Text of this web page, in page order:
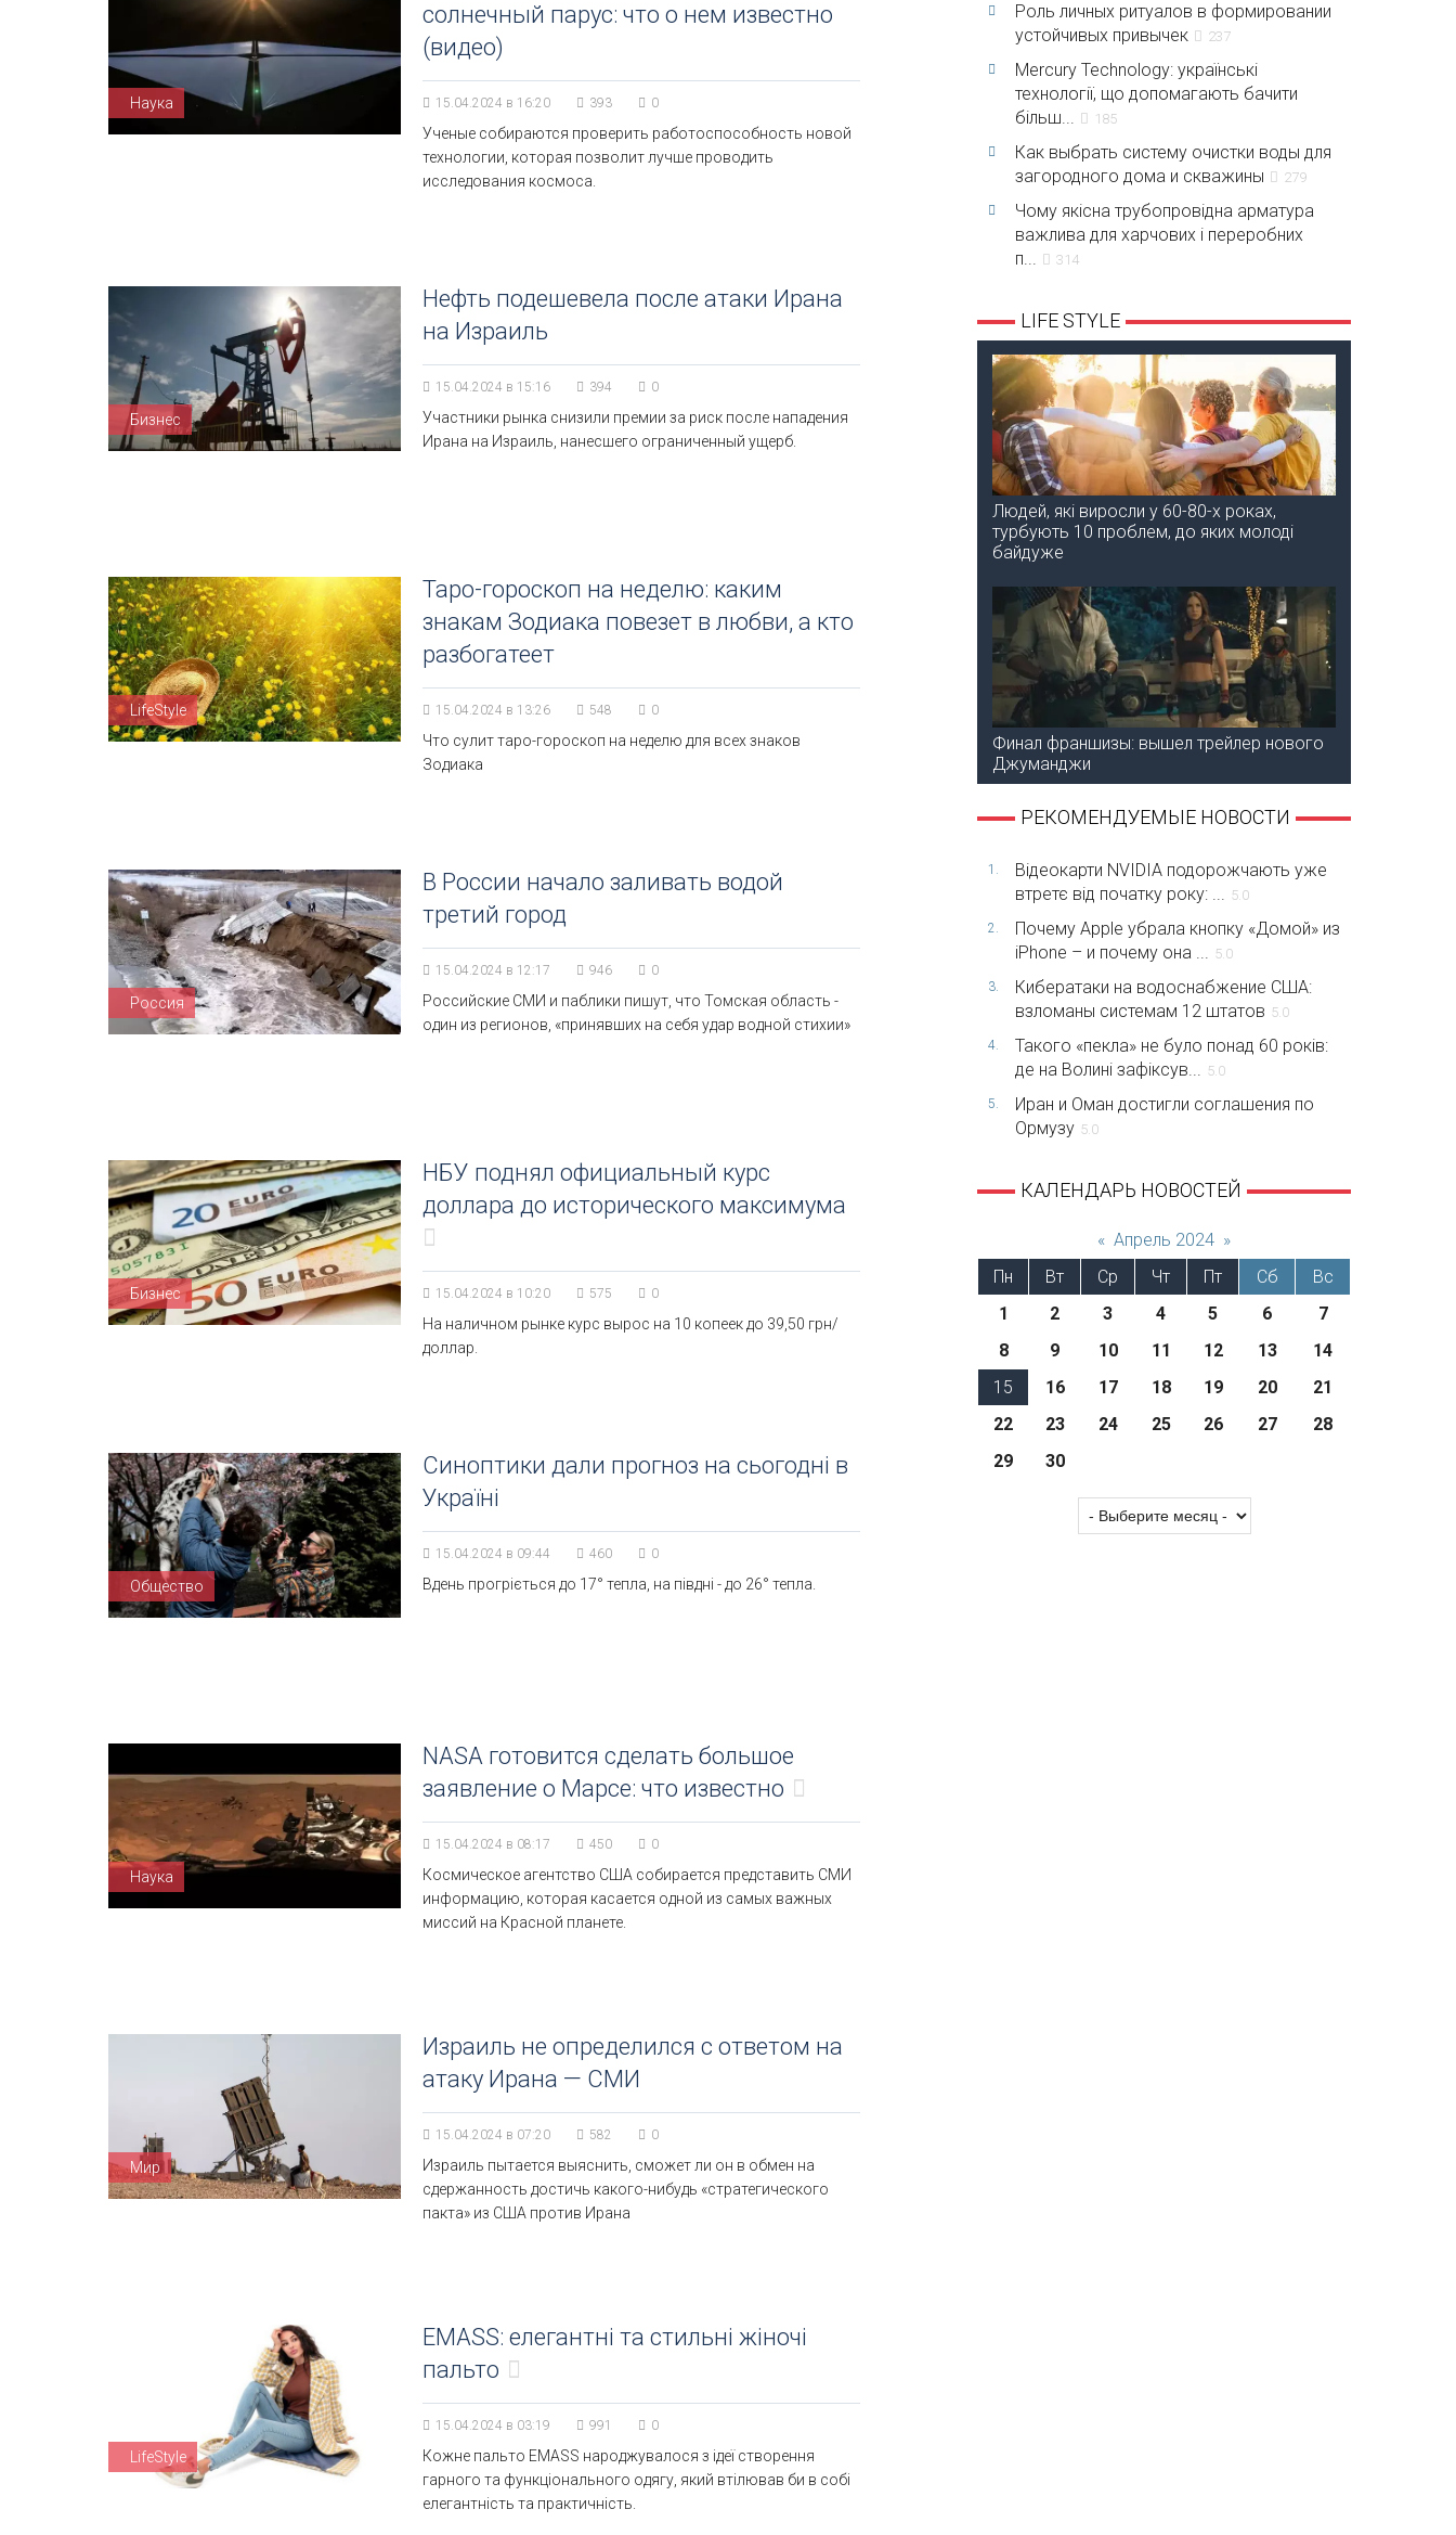
Наука
солнечный парус: что о нем известно
(видео)
15.04.2024 в 16:20 393 0
Ученые собираются проверить работоспособность новой
технологии, которая позволит лучше проводить
исследования космоса.
Бизнес
Нефть подешевела после атаки Ирана
на Израиль
15.04.2024 в 15:16 394 0
Участники рынка снизили премии за риск после нападения
Ирана на Израиль, нанесшего ограниченный ущерб.
LifeStyle
Таро-гороскоп на неделю: каким
знакам Зодиака повезет в любви, а кто
разбогатеет
15.04.2024 в 13:26 548 0
Что сулит таро-гороскоп на неделю для всех знаков
Зодиака
Россия
В России начало заливать водой
третий город
15.04.2024 в 12:17 946 0
Российские СМИ и паблики пишут, что Томская область -
один из регионов, «принявших на себя удар водной стихии»
Бизнес
НБУ поднял официальный курс
доллара до исторического максимума
15.04.2024 в 10:20 575 0
На наличном рынке курс вырос на 10 копеек до 39,50 грн/
доллар.
Общество
Синоптики дали прогноз на сьогодні в
Україні
15.04.2024 в 09:44 460 0
Вдень прогріється до 17° тепла, на півдні - до 26° тепла.
Наука
NASA готовится сделать большое
заявление о Марсе: что известно
15.04.2024 в 08:17 450 0
Космическое агентство США собирается представить СМИ
информацию, которая касается одной из самых важных
миссий на Красной планете.
Мир
Израиль не определился с ответом на
атаку Ирана — СМИ
15.04.2024 в 07:20 582 0
Израиль пытается выяснить, сможет ли он в обмен на
сдержанность достичь какого-нибудь «стратегического
пакта» из США против Ирана
LifeStyle
EMASS: елегантні та стильні жіночі
пальто
15.04.2024 в 03:19 991 0
Кожне пальто EMASS народжувалося з ідеї створення
гарного та функціонального одягу, який втілював би в собі
елегантність та практичність.
Роль личных ритуалов в формировании
устойчивых привычек
237
Mercury Technology: українські
технології, що допомагають бачити
більш...
185
Как выбрать систему очистки воды для
загородного дома и скважины
279
Чому якісна трубопровідна арматура
важлива для харчових і переробних
п...
314
LIFE STYLE
Людей, які виросли у 60-80-х роках,
турбують 10 проблем, до яких молоді
байдуже
Финал франшизы: вышел трейлер нового
Джуманджи
РЕКОМЕНДУЕМЫЕ НОВОСТИ
1.
Відеокарти NVIDIA подорожчають уже
втретє від початку року: ...
5.0
2.
Почему Apple убрала кнопку «Домой» из
iPhone – и почему она ...
5.0
3.
Кибератаки на водоснабжение США:
взломаны системам 12 штатов 5.0
4.
Такого «пекла» не було понад 60 років:
де на Волині зафіксув...
5.0
5.
Иран и Оман достигли соглашения по
Ормузу 5.0
КАЛЕНДАРЬ НОВОСТЕЙ
« Апрель 2024 »
Пн
Вт Ср Чт Пт Сб
Вс
1
2 3 4 5 6
7
8
9 10 11 12 13
14
15
16 17 18 19 20
21
22
23 24 25 26 27
28
29
30